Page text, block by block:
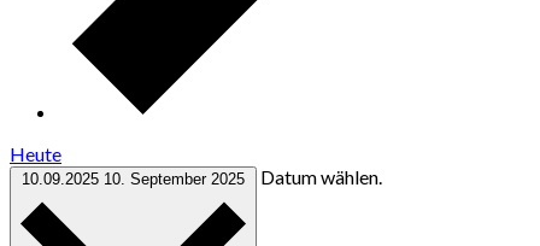
Heute
10.09.2025 10. September 2025 Datum wählen.